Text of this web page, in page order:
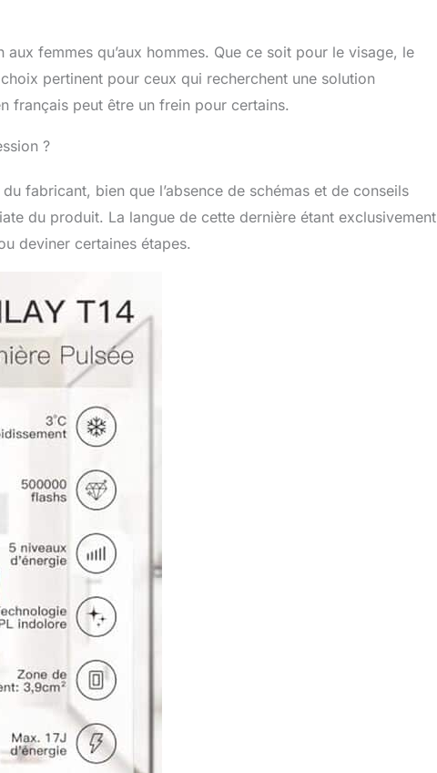
traitement précis des détails pour répondre aux besoins
pulsee (équipé d’une lampe HR), 1* lampe pour le visage, 1*
500 000 fois (3,9 cm²) lentilles d’épilation au flash, 1*
1* écouvillon de nettoyage de lentille, 1* manuel
secteur 100V-240V, 1* carte de garantie. Nous
femmes qu’aux hommes. Que ce soit pour le visage, le
pertinent pour ceux qui recherchent une solution
français peut être un frein pour certains.
?
fabricant, bien que l’absence de schémas et de conseils
du produit. La langue de cette dernière étant exclusivement
deviner certaines étapes.